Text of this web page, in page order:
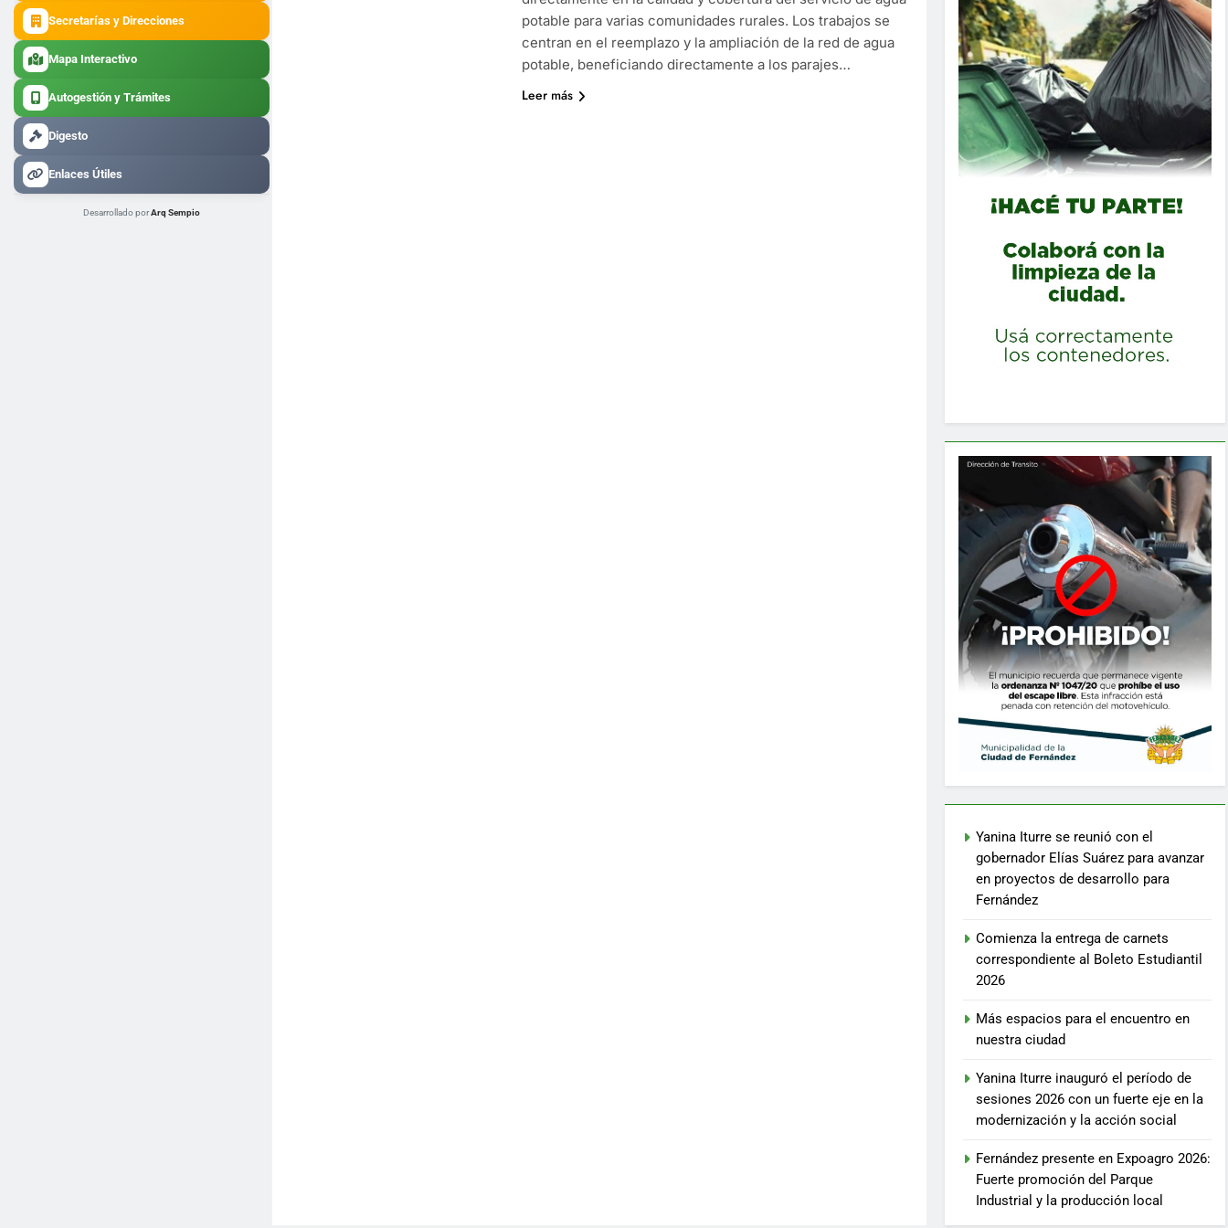
Secretarías y Direcciones
Mapa Interactivo
Autogestión y Trámites
Digesto
Enlaces Útiles
Desarrollado porArq Sempio
potable para varias comunidades rurales. Los trabajos se
centran en el reemplazo y la ampliación de la red de agua
potable, beneficiando directamente a los parajes…
Leer más
Yanina Iturre se reunió con el
gobernador Elías Suárez para avanzar
en proyectos de desarrollo para
Fernández
Comienza la entrega de carnets
correspondiente al Boleto Estudiantil
2026
Más espacios para el encuentro en
nuestra ciudad
Yanina Iturre inauguró el período de
sesiones 2026 con un fuerte eje en la
modernización y la acción social
Fernández presente en Expoagro 2026:
Fuerte promoción del Parque
Industrial y la producción local